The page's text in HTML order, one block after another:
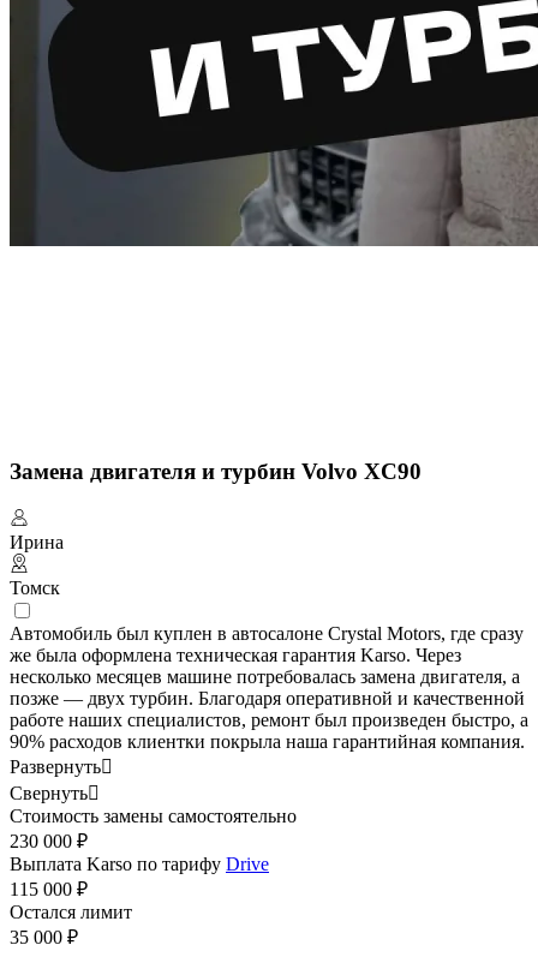
Замена двигателя и турбин Volvo XC90
Ирина
Томск
Автомобиль был куплен в автосалоне Crystal Motors, где сразу
же была оформлена техническая гарантия Karso. Через
несколько месяцев машине потребовалась замена двигателя, а
позже — двух турбин. Благодаря оперативной и качественной
работе наших специалистов, ремонт был произведен быстро, а
90% расходов клиентки покрыла наша гарантийная компания.
Развернуть
Свернуть
Стоимость замены самостоятельно
230 000 ₽
Выплата Karso по тарифу Drive
115 000 ₽
Остался лимит
35 000 ₽